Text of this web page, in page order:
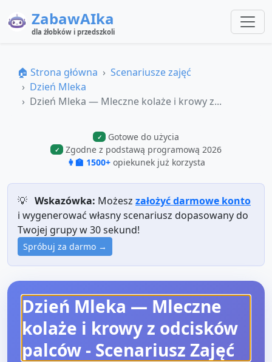
ZabawAIka
dla żłobków i przedszkoli
🏠 Strona główna
Scenariusze zajęć
Dzień Mleka
Dzień Mleka — Mleczne kolaże i krowy z...
✓ Gotowe do użycia
✓
Zgodne z podstawą programową 2026
👩‍🏫 1500+ opiekunek już korzysta
💡 Wskazówka: Możesz założyć darmowe konto
i wygenerować własny scenariusz dopasowany do
Twojej grupy w 30 sekund!
Spróbuj za darmo →
Dzień Mleka — Mleczne
kolaże i krowy z odcisków
palców- Scenariusz Zajęć